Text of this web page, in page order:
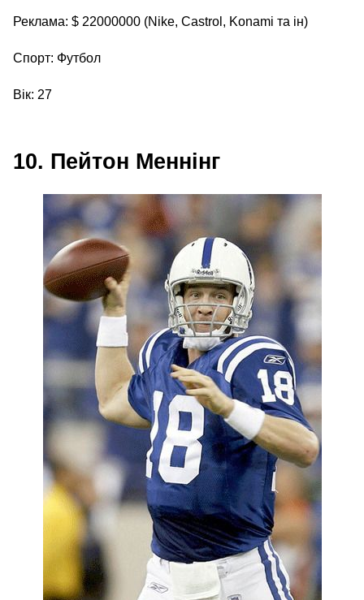
Реклама: $ 22000000 (Nike, Castrol, Konami та ін)
Спорт: Футбол
Вік: 27
10. Пейтон Меннінг